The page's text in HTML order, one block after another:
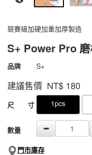
競賽級加硬加重加厚製造
S+ Power Pro
商品代號 1800090901497
1800090901497
品牌 S+
建議售價 NT$ 180
尺 寸 1pcs
數量
門市庫存